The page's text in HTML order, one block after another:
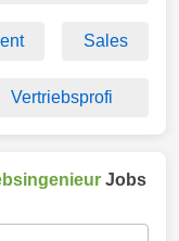
Sales
Vertriebsprofi
Jobs